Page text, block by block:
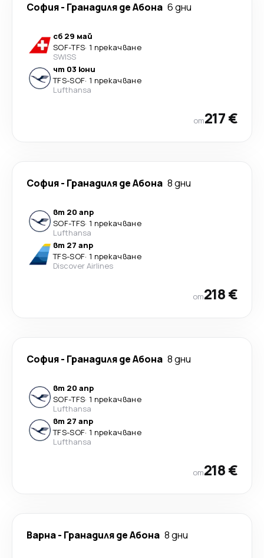
София- Гранадиля де Абона 6 дни
сб 29 май
SOF-TFS· 1 прекачване
SWISS
чт 03 юни
TFS-SOF· 1 прекачване
Lufthansa
от217 €
София- Гранадиля де Абона 8 дни
вт 20 апр
SOF-TFS· 1 прекачване
Lufthansa
вт 27 апр
TFS-SOF· 1 прекачване
Discover Airlines
от218 €
София- Гранадиля де Абона 8 дни
вт 20 апр
SOF-TFS· 1 прекачване
Lufthansa
вт 27 апр
TFS-SOF· 1 прекачване
Lufthansa
от218 €
Варна- Гранадиля де Абона 8 дни